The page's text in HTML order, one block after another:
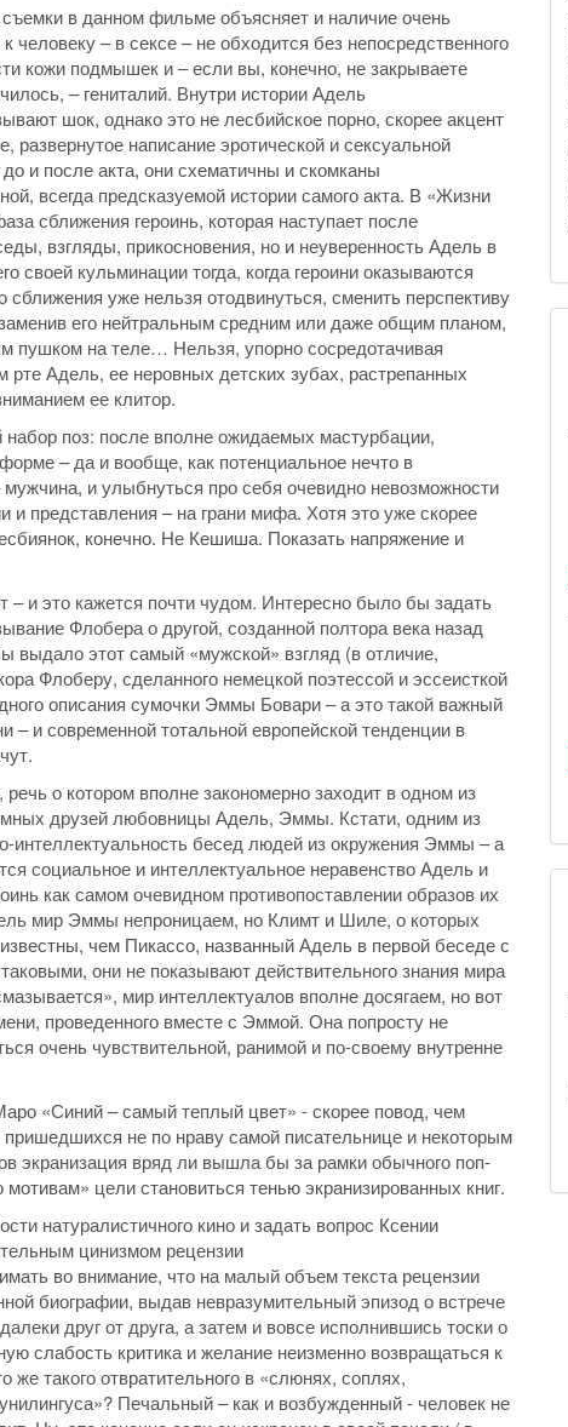
в данном фильме объясняет и наличие очень
– в сексе – не обходится без непосредственного
кожи подмышек и – если вы, конечно, не закрываете
– гениталий. Внутри истории Адель
шок, однако это не лесбийское порно, скорее акцент
написание эротической и сексуальной
и после акта, они схематичны и скомканы
всегда предсказуемой истории самого акта. В «Жизни
сближения героинь, которая наступает после
взгляды, прикосновения, но и неуверенность Адель в
своей кульминации тогда, когда героини оказываются
уже нельзя отодвинуться, сменить перспективу
его нейтральным средним или даже общим планом,
пушком на теле… Нельзя, упорно сосредотачивая
Адель, ее неровных детских зубах, растрепанных
ее клитор.
поз: после вполне ожидаемых мастурбации,
– да и вообще, как потенциальное нечто в
и улыбнуться про себя очевидно невозможности
и представления – на грани мифа. Хотя это уже скорее
конечно. Не Кешиша. Показать напряжение и
– и это кажется почти чудом. Интересно было бы задать
Флобера о другой, созданной полтора века назад
выдало этот самый «мужской» взгляд (в отличие,
Флоберу, сделанного немецкой поэтессой и эссеисткой
описания сумочки Эммы Бовари – а это такой важный
– и современной тотальной европейской тенденции в
о котором вполне закономерно заходит в одном из
друзей любовницы Адель, Эммы. Кстати, одним из
интеллектуальность бесед людей из окружения Эммы – а
социальное и интеллектуальное неравенство Адель и
как самом очевидном противопоставлении образов их
мир Эммы непроницаем, но Климт и Шиле, о которых
чем Пикассо, названный Адель в первой беседе с
они не показывают действительного знания мира
мир интеллектуалов вполне досягаем, но вот
проведенного вместе с Эммой. Она попросту не
очень чувствительной, ранимой и по-своему внутренне
«Синий – самый теплый цвет» - скорее повод, чем
не по нраву самой писательнице и некоторым
экранизация вряд ли вышла бы за рамки обычного поп-
цели становиться тенью экранизированных книг.
натуралистичного кино и задать вопрос Ксении
цинизмом рецензии
во внимание, что на малый объем текста рецензии
биографии, выдав невразумительный эпизод о встрече
друг от друга, а затем и вовсе исполнившись тоски о
слабость критика и желание неизменно возвращаться к
же такого отвратительного в «слюнях, соплях,
Печальный – как и возбужденный - человек не